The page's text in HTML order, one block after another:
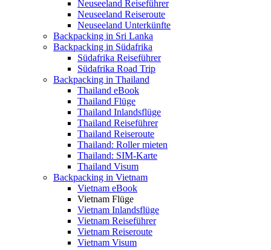
Neuseeland Reiseführer
Neuseeland Reiseroute
Neuseeland Unterkünfte
Backpacking in Sri Lanka
Backpacking in Südafrika
Südafrika Reiseführer
Südafrika Road Trip
Backpacking in Thailand
Thailand eBook
Thailand Flüge
Thailand Inlandsflüge
Thailand Reiseführer
Thailand Reiseroute
Thailand: Roller mieten
Thailand: SIM-Karte
Thailand Visum
Backpacking in Vietnam
Vietnam eBook
Vietnam Flüge
Vietnam Inlandsflüge
Vietnam Reiseführer
Vietnam Reiseroute
Vietnam Visum